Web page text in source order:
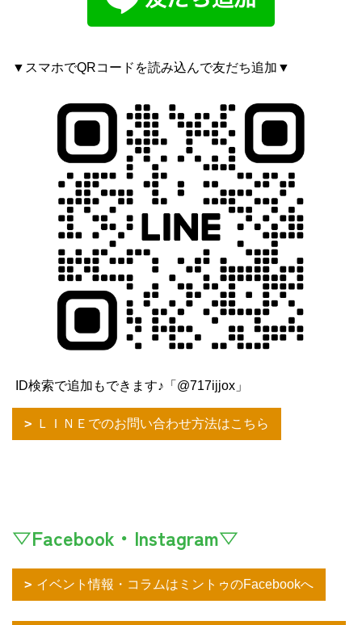
▼スマホでQRコードを読み込んで友だち追加▼
ID検索で追加もできます♪「@717ijjox」
ＬＩＮＥでのお問い合わせ方法はこちら
▽Facebook・Instagram▽
イベント情報・コラムはミントゥのFacebookへ